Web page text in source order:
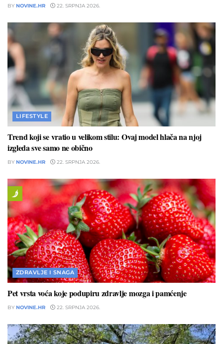
BY NOVINE.HR 22. SRPNJA 2026.
LIFESTYLE
Trend koji se vratio u velikom stilu: Ovaj model hlača na njoj
izgleda sve samo ne obično
BY NOVINE.HR 22. SRPNJA 2026.
ZDRAVLJE I SNAGA
Pet vrsta voća koje podupiru zdravlje mozga i pamćenje
BY NOVINE.HR 22. SRPNJA 2026.